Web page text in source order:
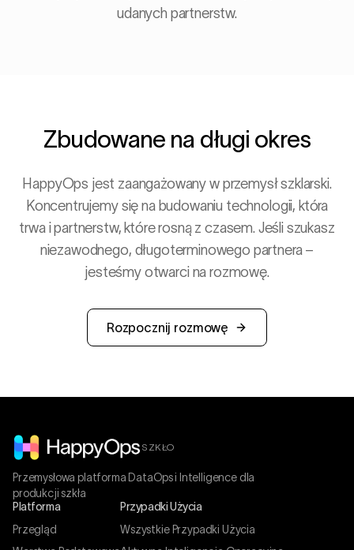
udanych partnerstw.
Zbudowane na długi okres
HappyOps jest zaangażowany w przemysł szklarski.
Koncentrujemy się na budowaniu technologii, która
trwa i partnerstw, które rosną z czasem. Jeśli szukasz
niezawodnego, długoterminowego partnera –
jesteśmy otwarci na rozmowę.
Rozpocznij rozmowę
SZKŁO
Przemysłowa platforma DataOps i Intelligence dla
produkcji szkła
Platforma
Przegląd
Przypadki Użycia
Wszystkie Przypadki Użycia